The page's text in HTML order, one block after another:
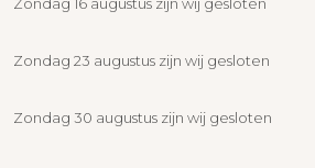
Zondag 23 augustus zijn wij gesloten
Zondag 30 augustus zijn wij gesloten